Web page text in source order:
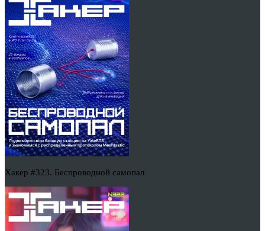
Хакер #323. Беспроводной самопал